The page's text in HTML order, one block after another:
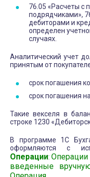
76.05 «Расчеты с
подрядчиками»,
дебиторами и
определен
случаях.
Аналитический учет
принятым от
срок погашения
срок погашения
Такие векселя в
строке 1230
В программе 1С
оформляются с
Операции:Операции
введенные